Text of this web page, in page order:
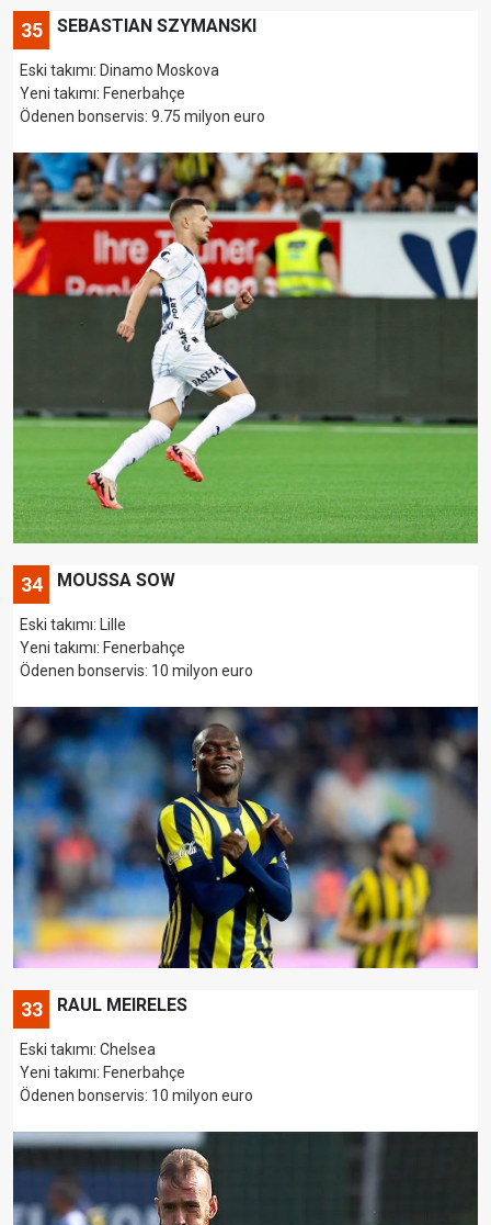
35 SEBASTIAN SZYMANSKI
Eski takımı: Dinamo Moskova
Yeni takımı: Fenerbahçe
Ödenen bonservis: 9.75 milyon euro
34 MOUSSA SOW
Eski takımı: Lille
Yeni takımı: Fenerbahçe
Ödenen bonservis: 10 milyon euro
33 RAUL MEIRELES
Eski takımı: Chelsea
Yeni takımı: Fenerbahçe
Ödenen bonservis: 10 milyon euro